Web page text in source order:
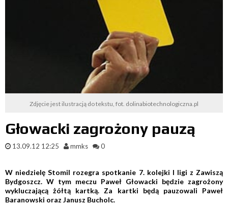
Zdjęcie jest ilustracją do tekstu, fot. dolinabiotechnologiczna.pl
Głowacki zagrożony pauzą
13.09.12 12:25 mmks 0
W niedzielę Stomil rozegra spotkanie 7. kolejki I ligi z Zawiszą
Bydgoszcz. W tym meczu Paweł Głowacki będzie zagrożony
wykluczającą żółtą kartką. Za kartki będą pauzowali Paweł
Baranowski oraz Janusz Bucholc.